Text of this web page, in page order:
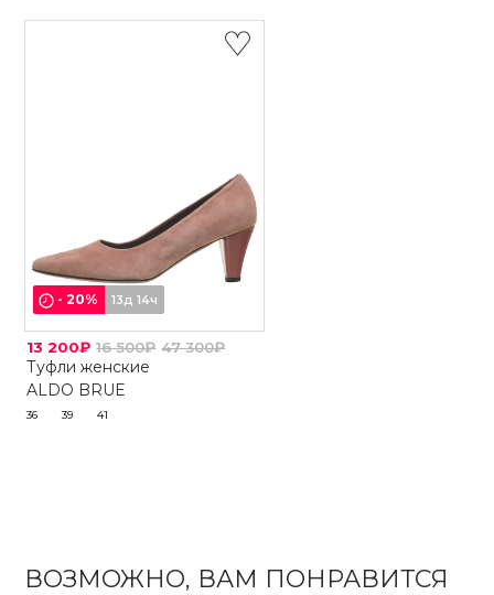
-20% 13д 14ч
13 200₽ 16 500₽ 47 300₽
Туфли женские
ALDO BRUE
36 39 41
ВОЗМОЖНО, ВАМ ПОНРАВИТСЯ